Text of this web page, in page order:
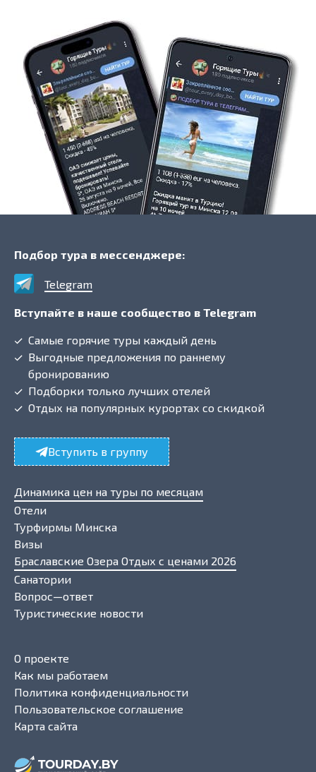
Динамика цен на туры по месяцам
Отели
Турфирмы Минска
Визы
Браславские Озера Отдых с ценами 2026
Санатории
Вопрос—ответ
Туристические новости
О проекте
Как мы работаем
Политика конфиденциальности
Пользовательское соглашение
Карта сайта
Подбор тура в мессенджере:
Telegram
Вступайте в наше сообщество в Telegram
Самые горячие туры каждый день
Выгодные предложения по раннему
бронированию
Подборки только лучших отелей
Отдых на популярных курортах со скидкой
Вступить в группу